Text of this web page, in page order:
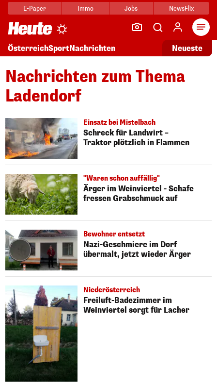
E-Paper Immo Jobs NewsFlix
ÖsterreichSportNachrichten Neueste
Nachrichten zum Thema
Ladendorf
Einsatz bei Mistelbach
Schreck für Landwirt –
Traktor plötzlich in Flammen
"Waren schon auffällig"
Ärger im Weinviertel - Schafe
fressen Grabschmuck auf
Bewohner entsetzt
Nazi-Geschmiere im Dorf
übermalt, jetzt wieder Ärger
Niederösterreich
Freiluft-Badezimmer im
Weinviertel sorgt für Lacher